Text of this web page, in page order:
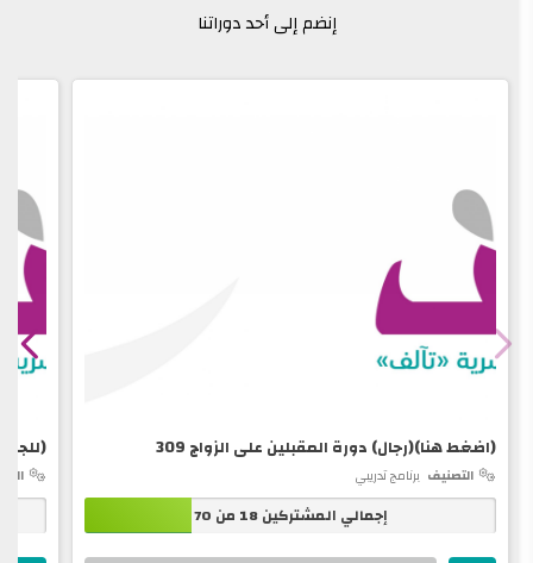
إنضم إلى أحد دوراتنا
(اضغط هنا)(رجال) دورة المقبلين على الزواج 309
التصنيف برنامج تدريبي
إجمالي المشتركين 18 من 70